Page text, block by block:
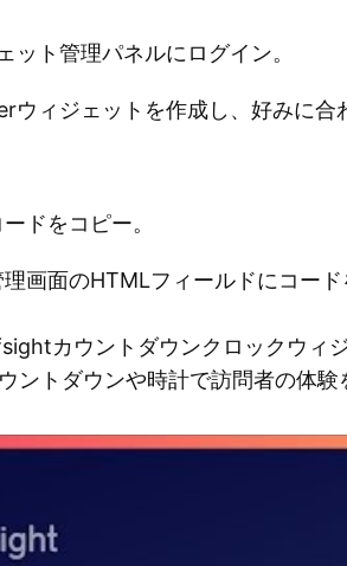
ット管理パネルにログイン。
ィジェットを作成し、好みに合
ドをコピー。
画面のHTMLフィールドにコード
カウントダウンクロックウィ
ントダウンや時計で訪問者の体験